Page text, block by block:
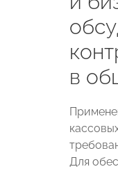
в
Для